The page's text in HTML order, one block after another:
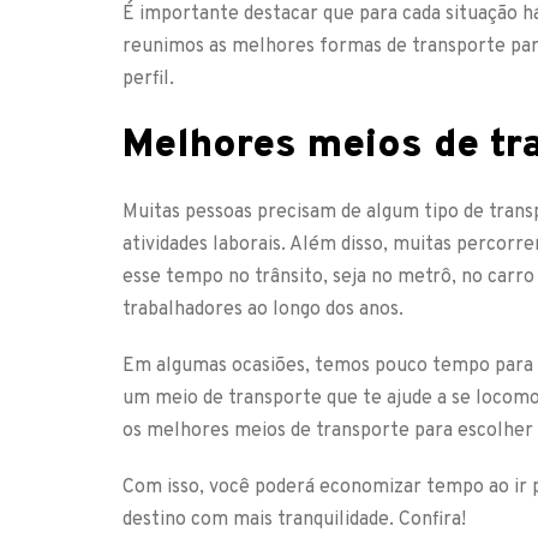
É importante destacar que para cada situação
reunimos as melhores formas de transporte
perfil.
Melhores meios de
Muitas pessoas precisam de algum tipo de
atividades laborais. Além disso, muitas
esse tempo no trânsito, seja no metrô, no
trabalhadores ao longo dos anos.
Em algumas ocasiões, temos pouco tempo
um meio de transporte que te ajude a se
os melhores meios de transporte para
Com isso, você poderá economizar tempo ao
destino com mais tranquilidade. Confira!